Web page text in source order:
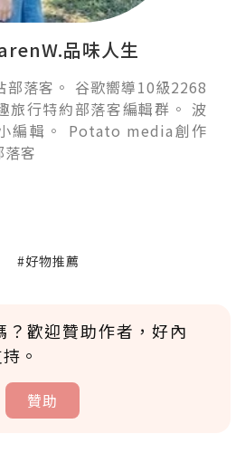
品味人生
部落客。 谷歌嚮導10級2268
行特約部落客編輯群。 波
編輯。 Potato media創作
客
#好物推薦
？歡迎贊助作者，好內
。
贊助